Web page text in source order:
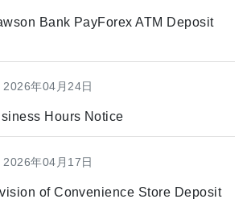
Bank PayForex ATM Deposit
2026年04月24日
Hours Notice
2026年04月17日
of Convenience Store Deposit